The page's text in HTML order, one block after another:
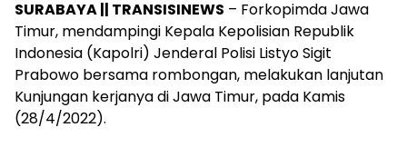
SURABAYA || TRANSISINEWS – Forkopimda Jawa
Timur, mendampingi Kepala Kepolisian Republik
Indonesia (Kapolri) Jenderal Polisi Listyo Sigit
Prabowo bersama rombongan, melakukan lanjutan
Kunjungan kerjanya di Jawa Timur, pada Kamis
(28/4/2022).